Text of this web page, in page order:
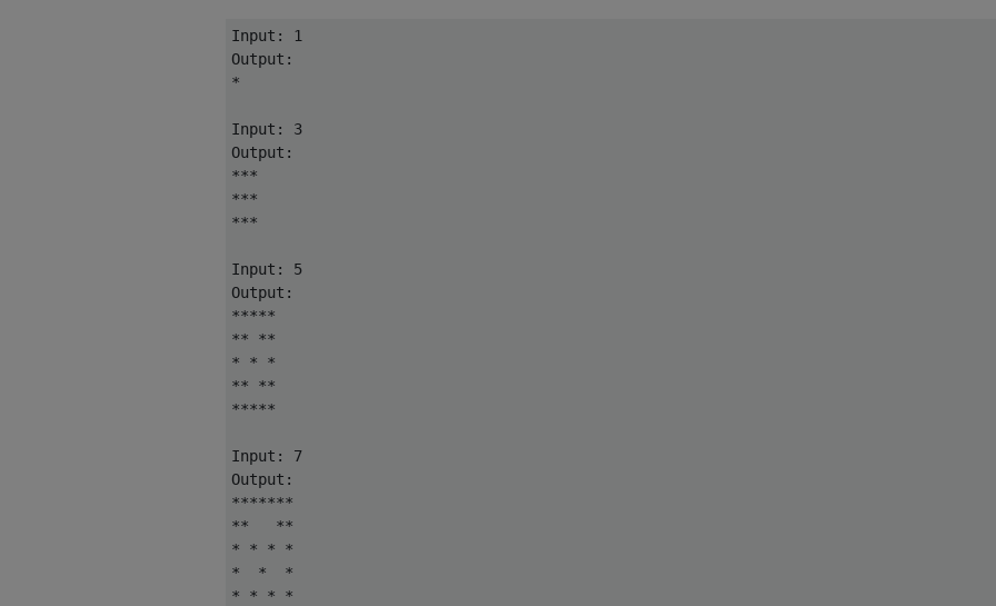
Input: 1
Output:
*
Input: 3
Output:
***
***
***
Input: 5
Output:
*****
** **
* * *
** **
*****
Input: 7
Output:
*******
**   **
* * * *
*  *  *
* * * *